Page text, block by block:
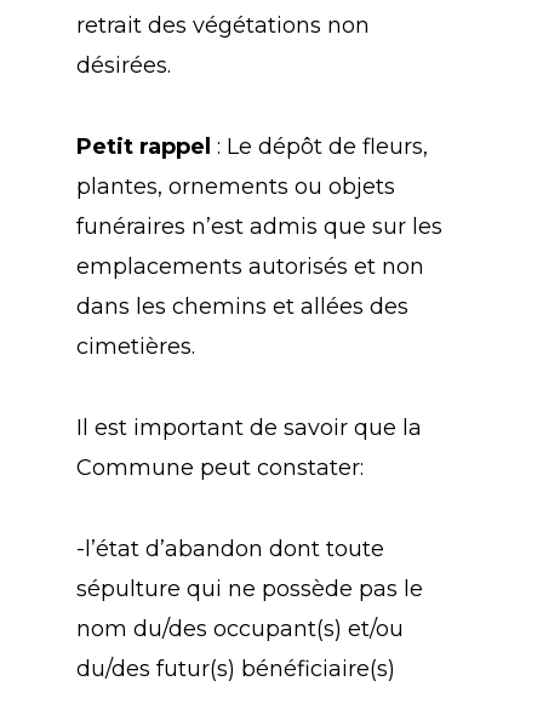
retrait des végétations non
désirées.
Petit rappel : Le dépôt de fleurs,
plantes, ornements ou objets
funéraires n’est admis que sur les
emplacements autorisés et non
dans les chemins et allées des
cimetières.
Il est important de savoir que la
Commune peut constater:
-l’état d’abandon dont toute
sépulture qui ne possède pas le
nom du/des occupant(s) et/ou
du/des futur(s) bénéficiaire(s)